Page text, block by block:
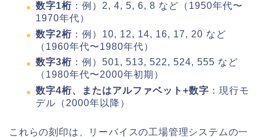
数字1桁 ：例）2, 4, 5, 6, 8 など（1950年代〜
1970年代）
数字2桁 ：例）10, 12, 14, 16, 17, 20 など
（1960年代〜1980年代）
数字3桁 ：例）501, 513, 522, 524, 555 など
（1980年代〜2000年初期）
数字4桁、またはアルファベット+数字 ：現行モ
デル（2000年以降）
これらの刻印は、リーバイスの工場管理システムの一